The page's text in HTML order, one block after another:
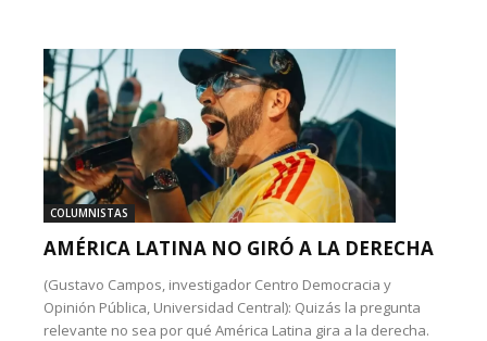
COLUMNISTAS
AMÉRICA LATINA NO GIRÓ A LA DERECHA
(Gustavo Campos, investigador Centro Democracia y
Opinión Pública, Universidad Central): Quizás la pregunta
relevante no sea por qué América Latina gira a la derecha.